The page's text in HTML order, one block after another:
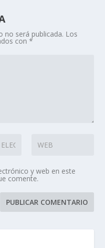
no será publicada. Los
con*
y web en este
comente.